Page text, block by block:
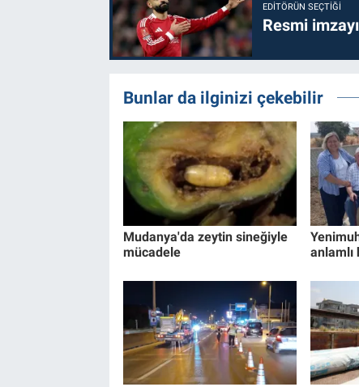
EDITÖRÜN SEÇTIĞI
Resmi
Bunlar da ilginizi çekebilir
Mudanya'da zeytin sineğiyle
mücadele
anlamlı